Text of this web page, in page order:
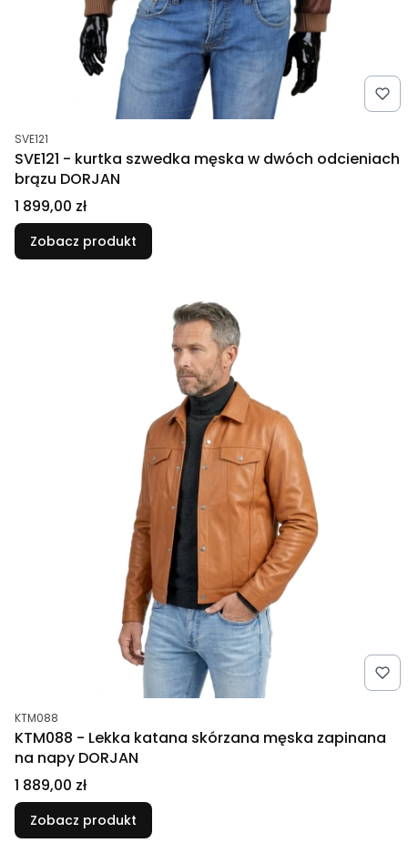
Kod produktu
SVE121
SVE121 - kurtka szwedka męska w dwóch odcieniach
brązu DORJAN
Cena
1 899,00 zł
Zobacz produkt
Kod produktu
KTM088
KTM088 - Lekka katana skórzana męska zapinana
na napy DORJAN
Cena
1 889,00 zł
Zobacz produkt